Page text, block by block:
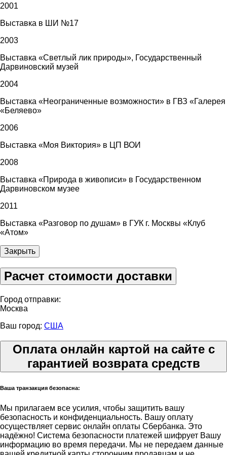
2001
Выставка в ШИ №17
2003
Выставка «Светлый лик природы», Государственный
Дарвиновский музей
2004
Выставка «Неограниченные возможности» в ГВЗ «Галерея
«Беляево»
2006
Выставка «Моя Виктория» в ЦП ВОИ
2008
Выставка «Природа в живописи» в Государственном
Дарвиновском музее
2011
Выставка «Разговор по душам» в ГУК г. Москвы «Клуб
«Атом»
Закрыть
Расчет стоимости доставки
Город отправки:
Москва
Ваш город: США
Оплата онлайн картой на сайте с
гарантией возврата средств
Ваша транзакция безопасна:
Мы прилагаем все усилия, чтобы защитить вашу
безопасность и конфиденциальность. Вашу оплату
осуществляет сервис онлайн оплаты Сбербанка. Это
надёжно! Система безопасности платежей шифрует Вашу
информацию во время передачи. Мы не передаем данные